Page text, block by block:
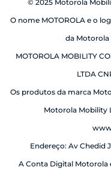
© 2025 Motorola
O nome MOTOROLA e o
da Motorola
MOTOROLA MOBILITY
LTDA
Os produtos da marca
Motorola Mobility
Endereço: Av Chedid
A Conta Digital